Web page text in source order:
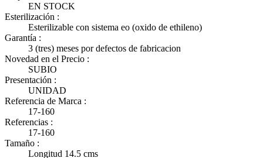
EN STOCK
Esterilización :
Esterilizable con sistema eo (oxido de ethileno)
Garantía :
3 (tres) meses por defectos de fabricacion
Novedad en el Precio :
SUBIO
Presentación :
UNIDAD
Referencia de Marca :
17-160
Referencias :
17-160
Tamaño :
Longitud 14.5 cms